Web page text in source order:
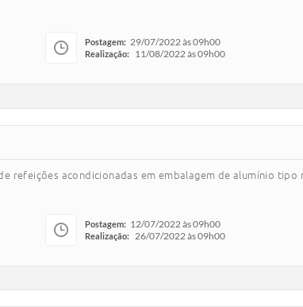
Postagem: 29/07/2022 às 09h00
Realização: 11/08/2022 às 09h00
refeições acondicionadas em embalagem de alumínio
Postagem: 12/07/2022 às 09h00
Realização: 26/07/2022 às 09h00